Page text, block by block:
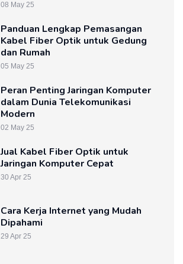
08 May 25
Panduan Lengkap Pemasangan
Kabel Fiber Optik untuk Gedung
dan Rumah
05 May 25
Peran Penting Jaringan Komputer
dalam Dunia Telekomunikasi
Modern
02 May 25
Jual Kabel Fiber Optik untuk
Jaringan Komputer Cepat
30 Apr 25
Cara Kerja Internet yang Mudah
Dipahami
29 Apr 25